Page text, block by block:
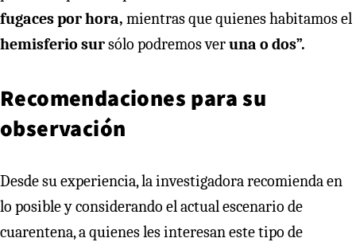
fugaces por hora, mientras que quienes habitamos el
hemisferio sursólo podremos veruna o dos”.
Recomendaciones para su
observación
Desde su experiencia, la investigadora recomienda en
lo posible y considerando el actual escenario de
cuarentena, a quienes les interesan este tipo de